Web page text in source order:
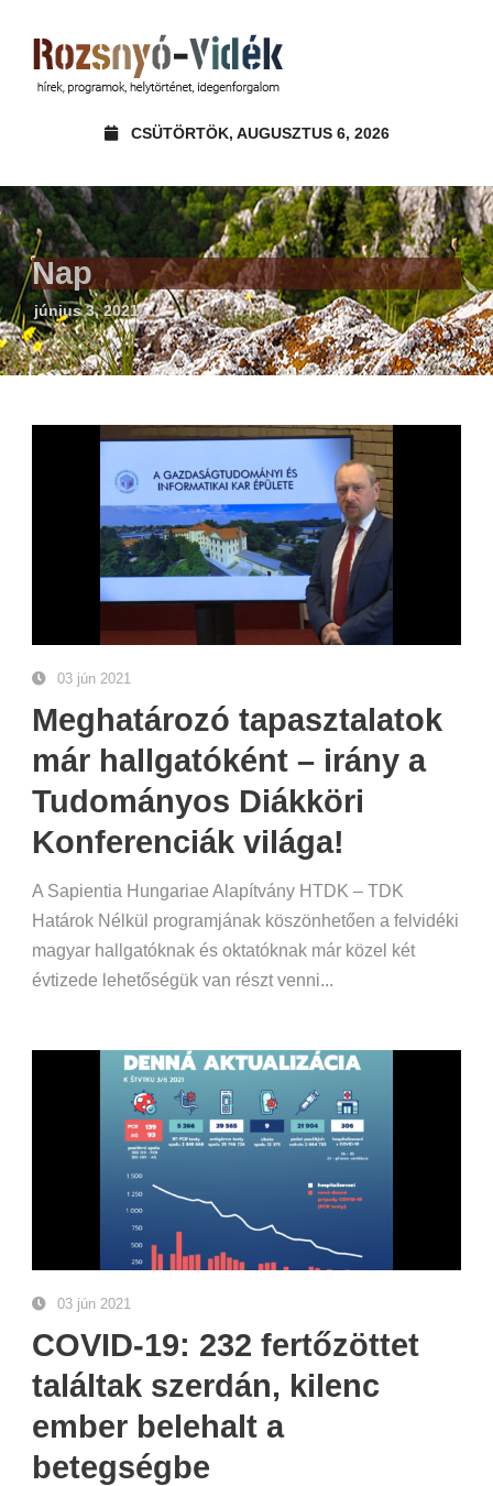
CSÜTÖRTÖK, AUGUSZTUS 6, 2026
Nap
június 3, 2021
03 jún 2021
Meghatározó tapasztalatok
már hallgatóként – irány a
Tudományos Diákköri
Konferenciák világa!
A Sapientia Hungariae Alapítvány HTDK – TDK
Határok Nélkül programjának köszönhetően a felvidéki
magyar hallgatóknak és oktatóknak már közel két
évtizede lehetőségük van részt venni...
03 jún 2021
COVID-19: 232 fertőzöttet
találtak szerdán, kilenc
ember belehalt a
betegségbe